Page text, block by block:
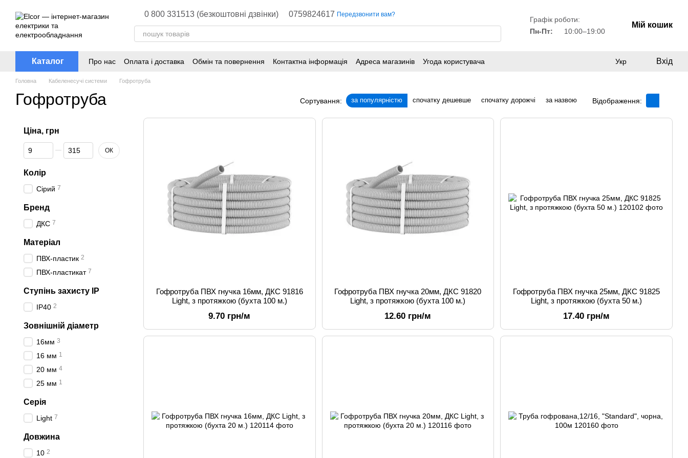
0 800 331513 (безкоштовні дзвінки) 0759824617 Передзвонити вам?
Графік роботи:
Пн-Пт:
10:00–19:00
Мій кошик
Каталог Про нас Оплата і доставка Обмін та повернення Контактна інформація Адреса магазинів Угода користувача Укр Вхід
Головна Кабеленесучі системи Гофротруба
Гофротруба Сортування: за популярністю спочатку дешевше спочатку дорожчі за назвою Відображення:
Гофротруба ПВХ гнучка 16мм, ДКС 91816
Light, з протяжкою (бухта 100 м.)
9.70 грн/м
Гофротруба ПВХ гнучка 20мм, ДКС 91820
Light, з протяжкою (бухта 100 м.)
12.60 грн/м
Гофротруба ПВХ гнучка 25мм, ДКС 91825
Light, з протяжкою (бухта 50 м.)
17.40 грн/м
Ціна, грн
Від Ціна, грн
До Ціна, грн ОК
Колір
Сірий 7
Бренд
ДКС 7
Матеріал
ПВХ-пластик 2
ПВХ-пластикат 7
Ступінь захисту IP
IP40 2
Зовнішній діаметр
16мм 3
16 мм 1
20 мм 4
25 мм 1
Серія
Light 7
Довжина
10 2